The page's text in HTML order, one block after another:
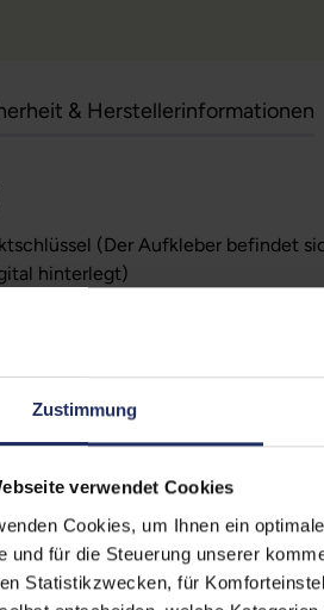
Zustimmung
verwendet Cookies
Cookies, um Ihnen ein
und für die Steuerung unserer
Statistikzwecken, für
& Herstellerinformationen
(Der Aufkleber befindet
hinterlegt)
inklusive